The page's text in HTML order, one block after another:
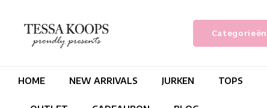
Categorieën
HOME NEW ARRIVALS JURKEN TOPS